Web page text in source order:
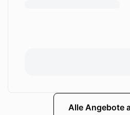
Alle Angebote